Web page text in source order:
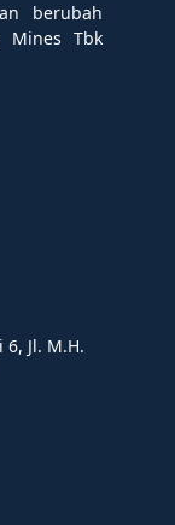
berubah
Mines Tbk
Jl. M.H.